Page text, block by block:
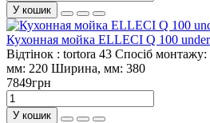
У кошик
Кухонная мойка ELLECI Q 100
Відтінок : tortora 43 Спосіб монтажу:
мм: 220 Ширина, мм: 380
7849грн
У кошик